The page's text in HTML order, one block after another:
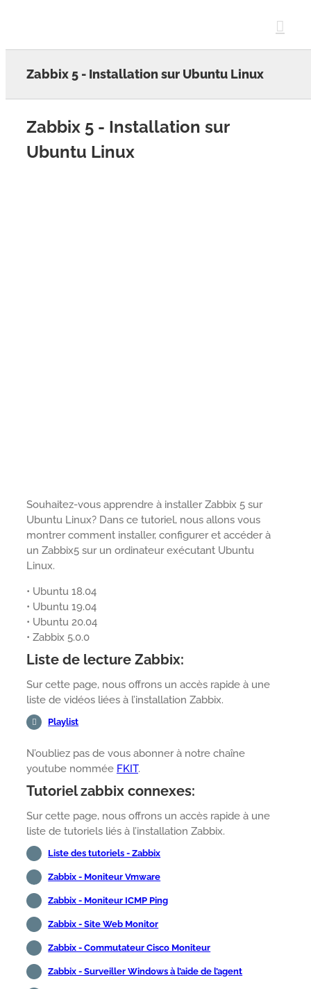
Zabbix 5 - Installation sur Ubuntu Linux
Zabbix 5 - Installation sur
Ubuntu Linux
Souhaitez-vous apprendre à installer Zabbix 5 sur
Ubuntu Linux? Dans ce tutoriel, nous allons vous
montrer comment installer, configurer et accéder à
un Zabbix5 sur un ordinateur exécutant Ubuntu
Linux.
• Ubuntu 18.04
• Ubuntu 19.04
• Ubuntu 20.04
• Zabbix 5.0.0
Liste de lecture Zabbix:
Sur cette page, nous offrons un accès rapide à une
liste de vidéos liées à l’installation Zabbix.
Playlist
N’oubliez pas de vous abonner à notre chaîne
youtube nommée FKIT.
Tutoriel zabbix connexes:
Sur cette page, nous offrons un accès rapide à une
liste de tutoriels liés à l’installation Zabbix.
Liste des tutoriels - Zabbix
Zabbix - Moniteur Vmware
Zabbix - Moniteur ICMP Ping
Zabbix - Site Web Monitor
Zabbix - Commutateur Cisco Moniteur
Zabbix - Surveiller Windows à l’aide de l’agent